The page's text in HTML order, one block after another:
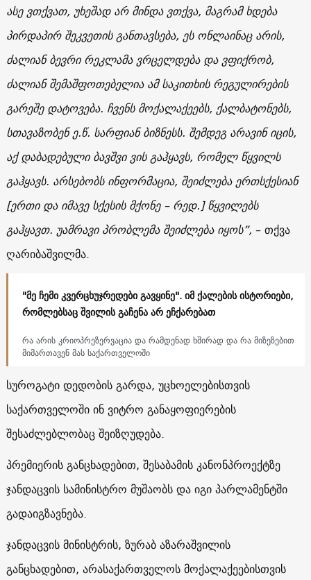
ასე ვთქვათ, უხეშად არ მინდა ვთქვა, მაგრამ ხდება
პირდაპირ შეკვეთის განთავსება, ეს ონლაინაც არის,
ძალიან ბევრი რეკლამა ვრცელდება და ვფიქრობ,
ძალიან შემაშფოთებელია ამ საკითხის რეგულირების
გარეშე დატოვება. ჩვენს მოქალაქეებს, ქალბატონებს,
სთავაზობენ ე.წ. სარფიან ბიზნესს. შემდეგ არავინ იცის,
აქ დაბადებული ბავშვი ვის გაჰყავს, რომელ წყვილს
გაჰყავს. არსებობს ინფორმაცია, შეიძლება ერთსქესიან
[ერთი და იმავე სქესის მქონე – რედ.] წყვილებს
გაჰყავთ. უამრავი პრობლემა შეიძლება იყოს”, – თქვა
ღარიბაშვილმა.
"მე ჩემი კვერცხუჯრედები გავყინე". იმ ქალების ისტორიები,
რომლებსაც შვილის გაჩენა არ ეჩქარებათ
რა არის კრიოპრეზერვაცია და რამდენად ხშირად და რა მიზეზებით
მიმართავენ მას საქართველოში
სუროგატი დედობის გარდა, უცხოელებისთვის
საქართველოში ინ ვიტრო განაყოფიერების
შესაძლებლობაც შეიზღუდება.
პრემიერის განცხადებით, შესაბამის კანონპროექტზე
ჯანდაცვის სამინისტრო მუშაობს და იგი პარლამენტში
გადაიგზავნება.
ჯანდაცვის მინისტრის, ზურაბ აზარაშვილის
განცხადებით, არასაქართველოს მოქალაქეებისთვის